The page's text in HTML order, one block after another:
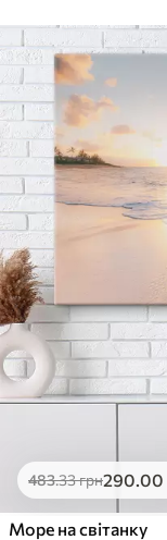
483.33грн290.00
Море на світанку